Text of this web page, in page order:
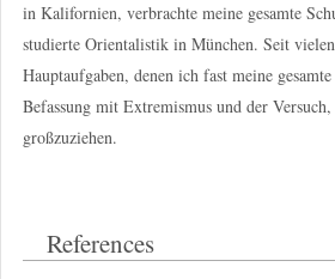
in Kalifornien, verbrachte meine gesamte
studierte Orientalistik in München. Seit
Hauptaufgaben, denen ich fast meine
Befassung mit Extremismus und der
großzuziehen.
References